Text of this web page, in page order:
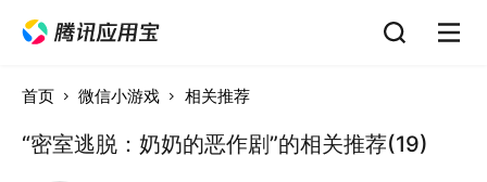
首页 微信小游戏 相关推荐
“密室逃脱：奶奶的恶作剧”的相关推荐(19)